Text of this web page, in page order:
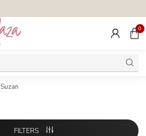
0
Suzan
FILTERS